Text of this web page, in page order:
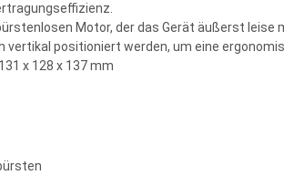
Motor, der das Gerät äußerst leise
vertikal positioniert werden, um eine
x 128 x 137 mm